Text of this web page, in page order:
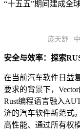
“十五五”期间建成全
庞天舒 |
安全与效率：探索
在当前汽车软件日益
要求的背景下，
Rust编程语言融入
济的汽车软件新范式
高性能、通过所有权